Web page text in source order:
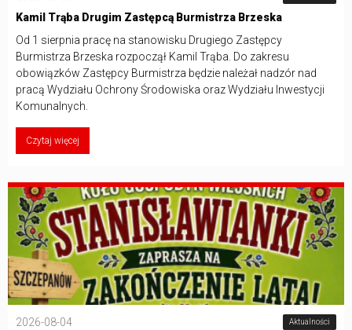
Kamil Trąba Drugim Zastępcą Burmistrza Brzeska
Od 1 sierpnia pracę na stanowisku Drugiego Zastępcy
Burmistrza Brzeska rozpoczął Kamil Trąba. Do zakresu
obowiązków Zastępcy Burmistrza będzie należał nadzór nad
pracą Wydziału Ochrony Środowiska oraz Wydziału Inwestycji
Komunalnych.
Czytaj więcej
2026-08-04 Aktualności